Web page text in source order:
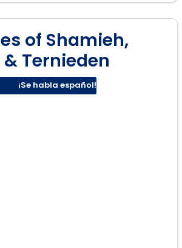
Migratorio:
of Shamieh,
Ternieden
¡Se habla español!